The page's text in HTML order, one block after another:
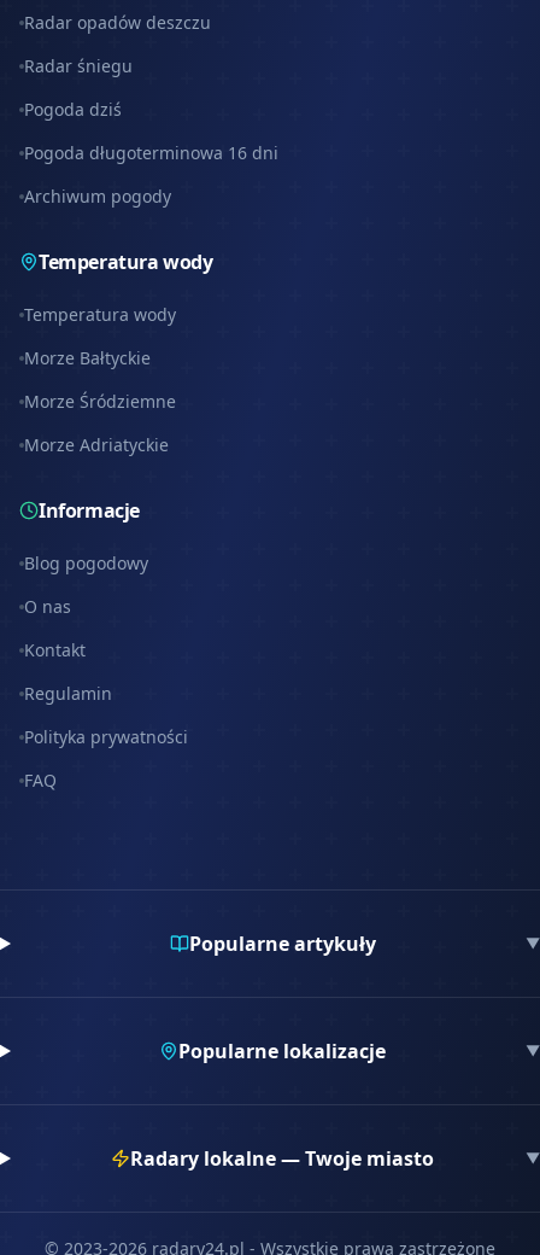
Radar opadów deszczu
Radar śniegu
Pogoda dziś
Pogoda długoterminowa 16 dni
Archiwum pogody
Temperatura wody
Temperatura wody
Morze Bałtyckie
Morze Śródziemne
Morze Adriatyckie
Informacje
Blog pogodowy
O nas
Kontakt
Regulamin
Polityka prywatności
FAQ
Popularne artykuły ▼
Popularne lokalizacje ▼
Radary lokalne — Twoje miasto ▼
© 2023-2026 radary24.pl - Wszystkie prawa zastrzeżone